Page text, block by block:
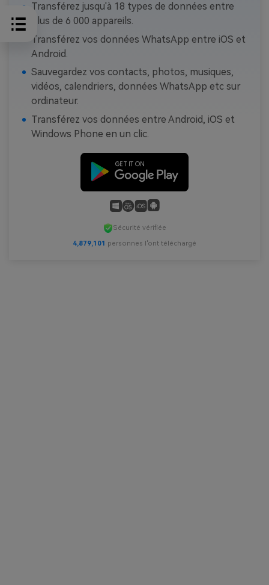
Transférez jusqu'à 18 types de données entre
plus de 6 000 appareils.
Transférez vos données WhatsApp entre iOS et
Android.
Sauvegardez vos contacts, photos, musiques,
vidéos, calendriers, données WhatsApp etc sur
ordinateur.
Transférez vos données entre Android, iOS et
Windows Phone en un clic.
Sécurité vérifiée
4,879,101 personnes l'ont téléchargé